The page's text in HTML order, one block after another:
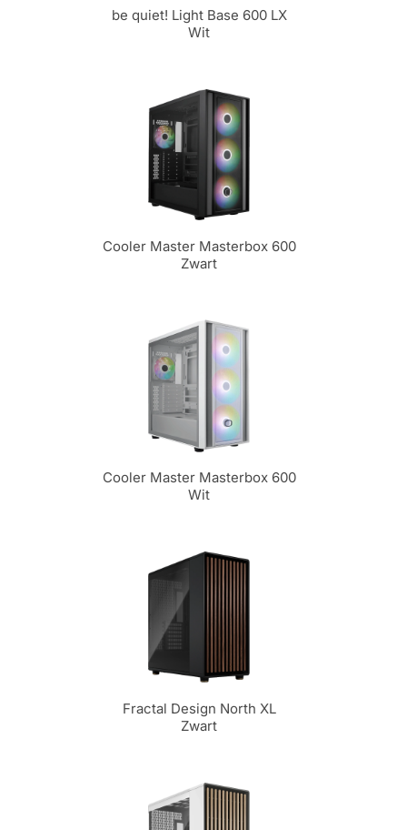
be quiet! Light Base 600 LX
Wit
Cooler Master Masterbox 600
Zwart
Cooler Master Masterbox 600
Wit
Fractal Design North XL
Zwart